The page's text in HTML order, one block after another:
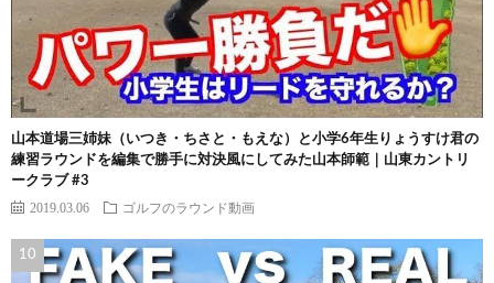
山本道場三姉妹（いつき・ちさと・もえな）と小学6年生りょうすけ君の
練習ラウンドを編集で勝手に対決風にしてみた山本師範｜山東カントリ
ークラブ #3
2019.03.06 ゴルフのラウンド動画